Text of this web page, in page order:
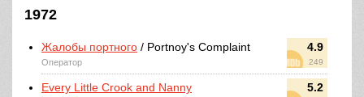
1972
4.9
249
Жалобы портного / Portnoy's Complaint
Оператор
5.2
Every Little Crook and Nanny